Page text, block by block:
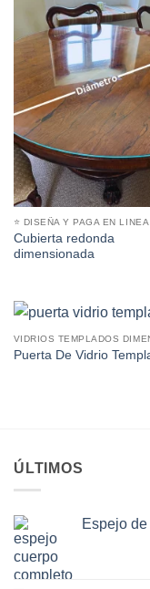
⭐ DISEÑA Y PAGA EN LINEA
Cubierta redonda
dimensionada
Puerta De Vidrio
ÚLTIMOS
Espejo